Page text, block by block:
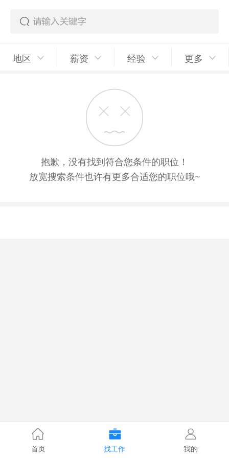
地区 薪资 经验 更多
抱歉，没有找到符合您条件的职位！
放宽搜索条件也许有更多合适您的职位哦~
首页 找工作 我的